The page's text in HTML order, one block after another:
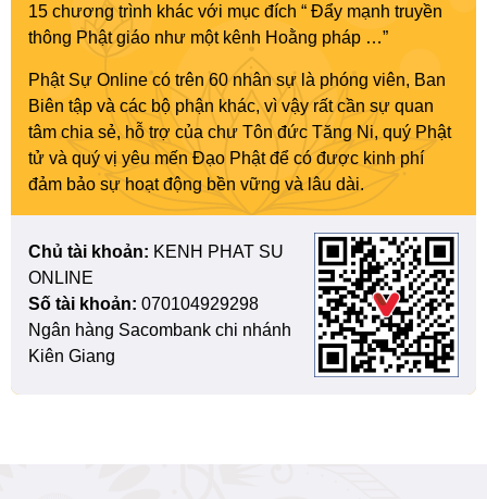
15 chương trình khác với mục đích “ Đẩy mạnh truyền
thông Phật giáo như một kênh Hoằng pháp …”
Phật Sự Online có trên 60 nhân sự là phóng viên, Ban
Biên tập và các bộ phận khác, vì vậy rất cần sự quan
tâm chia sẻ, hỗ trợ của chư Tôn đức Tăng Ni, quý Phật
tử và quý vị yêu mến Đạo Phật để có được kinh phí
đảm bảo sự hoạt động bền vững và lâu dài.
Chủ tài khoản: KENH PHAT SU
ONLINE
Số tài khoản: 070104929298
Ngân hàng Sacombank chi nhánh
Kiên Giang